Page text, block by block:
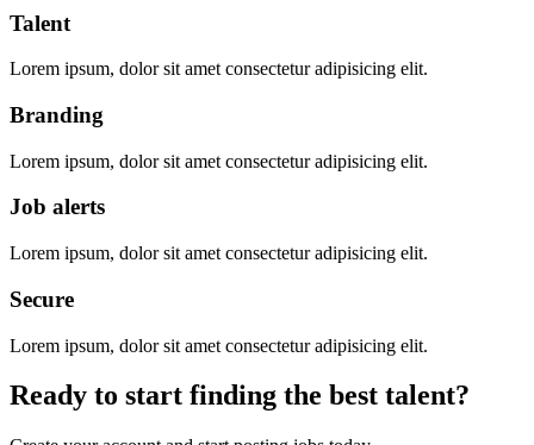
Talent
Lorem ipsum, dolor sit amet consectetur adipisicing elit.
Branding
Lorem ipsum, dolor sit amet consectetur adipisicing elit.
Job alerts
Lorem ipsum, dolor sit amet consectetur adipisicing elit.
Secure
Lorem ipsum, dolor sit amet consectetur adipisicing elit.
Ready to start finding the best talent?